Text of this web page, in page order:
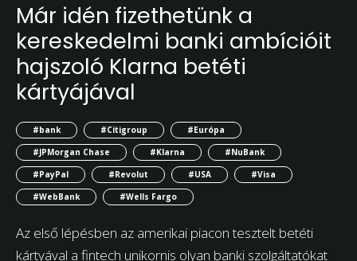
Már idén fizethetünk a
kereskedelmi banki ambícióit
hajszoló Klarna betéti
kártyájával
#bank #Citigroup
#Európa
#JPMorgan Chase
#Klarna
#NuBank
#PayPal
#Revolut #USA
#Visa
#WebBank
#Wells Fargo
Az első lépésben az amerikai piacon tesztelt betéti
kártyával a fintech unikornis olyan banki szolgáltatókat